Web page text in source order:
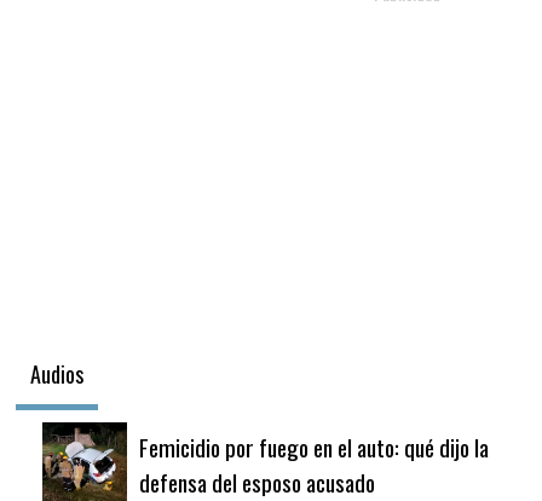
Audios
Femicidio por fuego en el auto: qué dijo la
defensa del esposo acusado